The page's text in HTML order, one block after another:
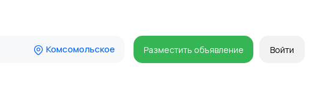
Комсомольское Разместить объявление Войти